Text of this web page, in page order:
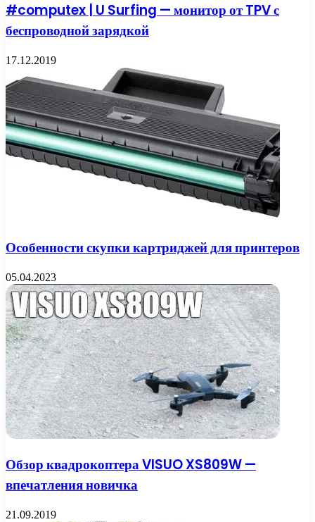
#computex | U Surfing — монитор от TPV с
беспроводной зарядкой
17.12.2019
Особенности скупки картриджей для принтеров
05.04.2023
Обзор квадрокоптера VISUO XS809W —
впечатления новичка
21.09.2019